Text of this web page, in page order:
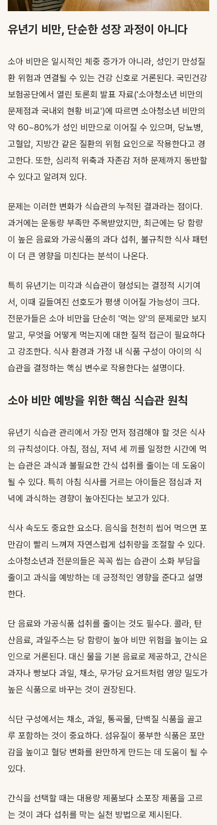
유년기 비만, 단순한 성장 과정이 아니다
소아 비만은 일시적인 체중 증가가 아니라, 성인기 만성질
환 위험과 연결될 수 있는 건강 신호로 거론된다. 국민건강
보험공단에서 열린 토론회 발표 자료('소아청소년 비만의
문제점과 국내외 현황 비교')에 따르면 소아청소년 비만의
약 60~80%가 성인 비만으로 이어질 수 있으며, 당뇨병,
고혈압, 지방간 같은 질환의 위험 요인으로 작용한다고 경
고한다. 또한, 심리적 위축과 자존감 저하 문제까지 동반할
수 있다고 알려져 있다.
문제는 이러한 변화가 식습관의 누적된 결과라는 점이다.
과거에는 운동량 부족만 주목받았지만, 최근에는 당 함량
이 높은 음료와 가공식품의 과다 섭취, 불규칙한 식사 패턴
이 더 큰 영향을 미친다는 분석이 나온다.
특히 유년기는 미각과 식습관이 형성되는 결정적 시기여
서, 이때 길들여진 선호도가 평생 이어질 가능성이 크다.
전문가들은 소아 비만을 단순히 '먹는 양'의 문제로만 보지
말고, 무엇을 어떻게 먹는지에 대한 질적 접근이 필요하다
고 강조한다. 식사 환경과 가정 내 식품 구성이 아이의 식
습관을 결정하는 핵심 변수로 작용한다는 설명이다.
소아 비만 예방을 위한 핵심 식습관 원칙
유년기 식습관 관리에서 가장 먼저 점검해야 할 것은 식사
의 규칙성이다. 아침, 점심, 저녁 세 끼를 일정한 시간에 먹
는 습관은 과식과 불필요한 간식 섭취를 줄이는 데 도움이
될 수 있다. 특히 아침 식사를 거르는 아이들은 점심과 저
녁에 과식하는 경향이 높아진다는 보고가 있다.
식사 속도도 중요한 요소다. 음식을 천천히 씹어 먹으면 포
만감이 빨리 느껴져 자연스럽게 섭취량을 조절할 수 있다.
소아청소년과 전문의들은 꼭꼭 씹는 습관이 소화 부담을
줄이고 과식을 예방하는 데 긍정적인 영향을 준다고 설명
한다.
단 음료와 가공식품 섭취를 줄이는 것도 필수다. 콜라, 탄
산음료, 과일주스는 당 함량이 높아 비만 위험을 높이는 요
인으로 거론된다. 대신 물을 기본 음료로 제공하고, 간식은
과자나 빵보다 과일, 채소, 무가당 요거트처럼 영양 밀도가
높은 식품으로 바꾸는 것이 권장된다.
식단 구성에서는 채소, 과일, 통곡물, 단백질 식품을 골고
루 포함하는 것이 중요하다. 섬유질이 풍부한 식품은 포만
감을 높이고 혈당 변화를 완만하게 만드는 데 도움이 될 수
있다.
간식을 선택할 때는 대용량 제품보다 소포장 제품을 고르
는 것이 과다 섭취를 막는 실천 방법으로 제시된다.